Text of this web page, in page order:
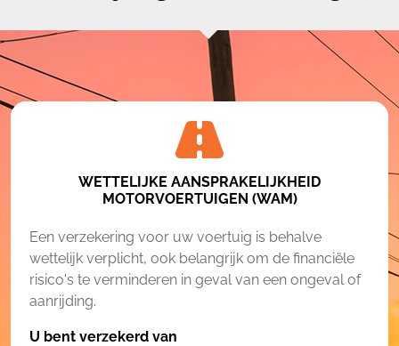
WETTELIJKE AANSPRAKELIJKHEID
MOTORVOERTUIGEN (WAM)
Een verzekering voor uw voertuig is behalve
wettelijk verplicht, ook belangrijk om de financiële
risico's te verminderen in geval van een ongeval of
aanrijding.
U bent verzekerd van